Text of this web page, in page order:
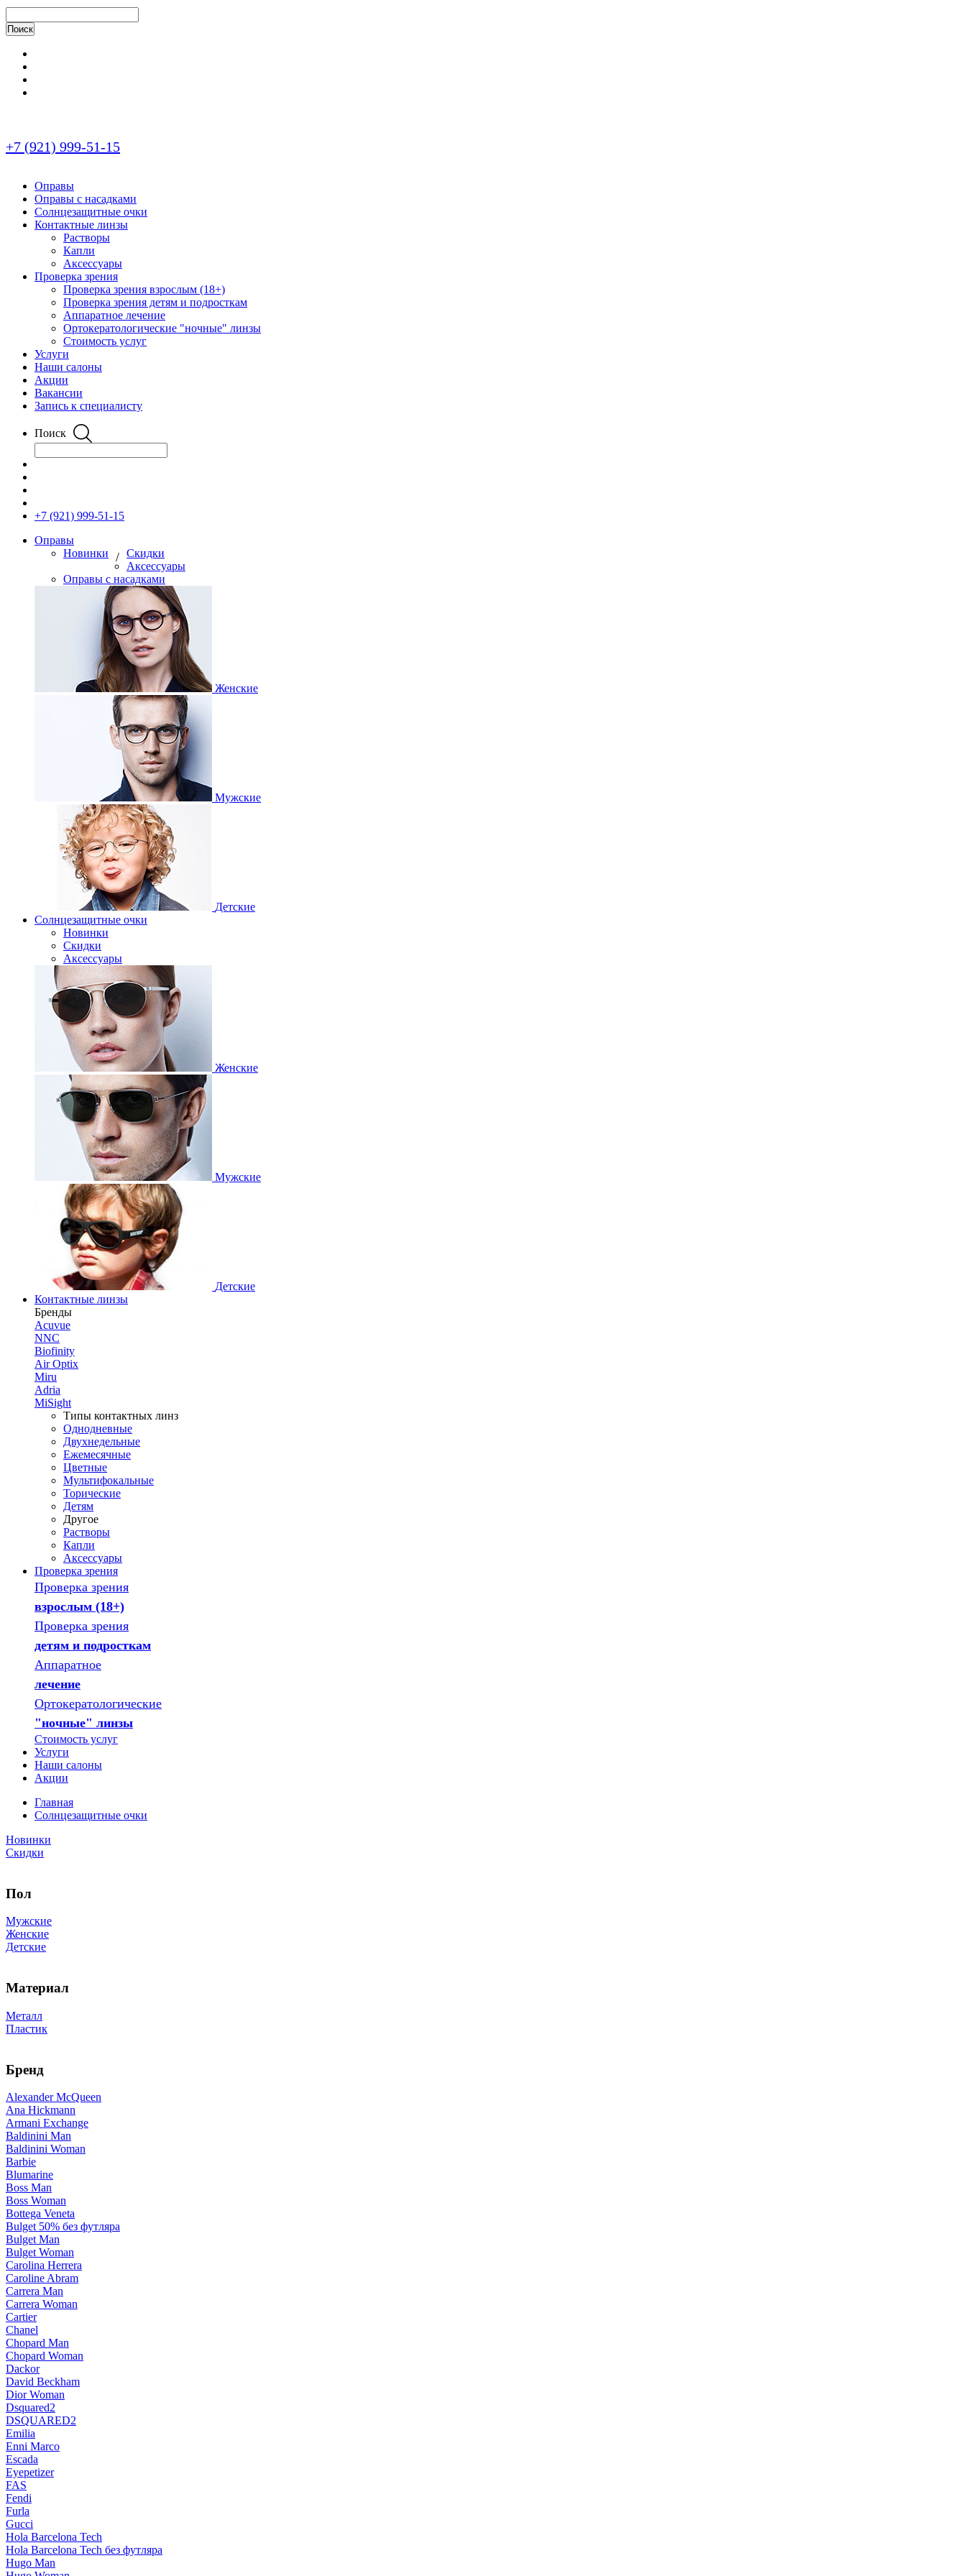
+7 (921) 999-51-15
Оправы
Оправы с насадками
Солнцезащитные очки
Контактные линзы
Растворы
Капли
Аксессуары
Проверка зрения
Проверка зрения взрослым (18+)
Проверка зрения детям и подросткам
Аппаратное лечение
Ортокератологические "ночные" линзы
Стоимость услуг
Услуги
Наши салоны
Акции
Вакансии
Запись к специалисту
Поиск
+7 (921) 999-51-15
Оправы
Новинки
/ Скидки
Аксессуары
Оправы с насадками
Женские
Мужские
Детские
Солнцезащитные очки
Новинки
Скидки
Аксессуары
Женские
Мужские
Детские
Контактные линзы
Бренды
Acuvue
NNC
Biofinity
Air Optix
Miru
Adria
MiSight
Типы контактных линз
Однодневные
Двухнедельные
Ежемесячные
Цветные
Мультифокальные
Торические
Детям
Другое
Растворы
Капли
Аксессуары
Проверка зрения
Проверка зрения
взрослым (18+)
Проверка зрения
детям и подросткам
Аппаратное
лечение
Ортокератологические
"ночные" линзы
Стоимость услуг
Услуги
Наши салоны
Акции
Главная
Солнцезащитные очки
Новинки
Скидки
Пол
Мужские
Женские
Детские
Материал
Металл
Пластик
Бренд
Alexander McQueen
Ana Hickmann
Armani Exchange
Baldinini Man
Baldinini Woman
Barbie
Blumarine
Boss Man
Boss Woman
Bottega Veneta
Bulget 50% без футляра
Bulget Man
Bulget Woman
Carolina Herrera
Caroline Abram
Carrera Man
Carrera Woman
Cartier
Chanel
Chopard Man
Chopard Woman
Dackor
David Beckham
Dior Woman
Dsquared2
DSQUARED2
Emilia
Enni Marco
Escada
Eyepetizer
FAS
Fendi
Furla
Gucci
Hola Barcelona Tech
Hola Barcelona Tech без футляра
Hugo Man